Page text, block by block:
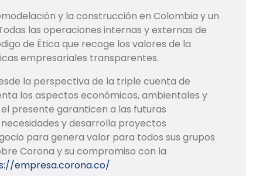
y la construcción en Colombia y un
las operaciones internas y externas de
de Ética que recoge los valores de la
empresariales transparentes.
la perspectiva de la triple cuenta de
los aspectos económicos, ambientales y
presente garanticen a las futuras
y desarrolla proyectos
para genera valor para todos sus grupos
Corona y su compromiso con la
empresa.corona.co/